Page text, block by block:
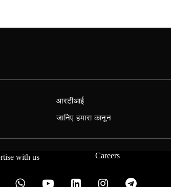
आरटीआई
जानिए हमारा कानून
with us Careers